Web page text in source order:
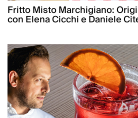
Fritto Misto Marchigiano:
con Elena Cicchi e Daniele